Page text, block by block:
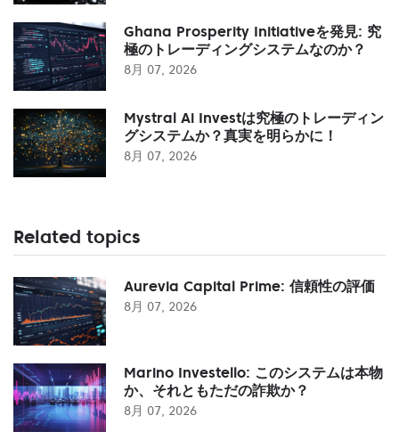
Ghana Prosperity Initiativeを発見: 究
極のトレーディングシステムなのか？
8月 07, 2026
Mystral Ai Investは究極のトレーディン
グシステムか？真実を明らかに！
8月 07, 2026
Related topics
Aurevia Capital Prime: 信頼性の評価
8月 07, 2026
Marino Investello: このシステムは本物
か、それともただの詐欺か？
8月 07, 2026